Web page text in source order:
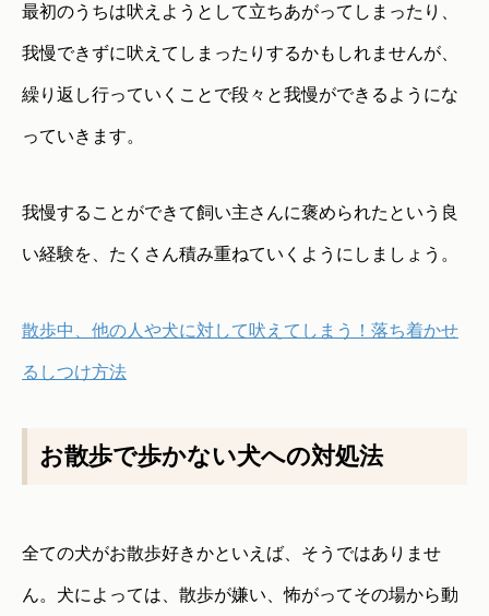
最初のうちは吠えようとして立ちあがってしまったり、
我慢できずに吠えてしまったりするかもしれませんが、
繰り返し行っていくことで段々と我慢ができるようにな
っていきます。
我慢することができて飼い主さんに褒められたという良
い経験を、たくさん積み重ねていくようにしましょう。
散歩中、他の人や犬に対して吠えてしまう！落ち着かせ
るしつけ方法
お散歩で歩かない犬への対処法
全ての犬がお散歩好きかといえば、そうではありませ
ん。犬によっては、散歩が嫌い、怖がってその場から動